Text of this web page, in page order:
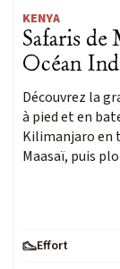
KENYA
Safaris de
Océan
Découvrez la
à pied et en
Kilimanjaro en
Maasaï, puis
Effort
Niveau : 1